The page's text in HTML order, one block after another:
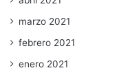
marzo 2021
febrero 2021
enero 2021